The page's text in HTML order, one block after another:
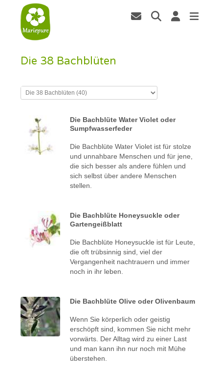
Die 38 Bachblüten
Die Bachblüte Water Violet oder
Sumpfwasserfeder
Die Bachblüte Water Violet ist für stolze
und unnahbare Menschen und für jene,
die sich besser als andere fühlen und
sich selbst über andere Menschen
stellen.
Die Bachblüte Honeysuckle oder
Gartengeißblatt
Die Bachblüte Honeysuckle ist für Leute,
die oft trübsinnig sind, viel der
Vergangenheit nachtrauern und immer
noch in ihr leben.
Die Bachblüte Olive oder Olivenbaum
Wenn Sie körperlich oder geistig
erschöpft sind, kommen Sie nicht mehr
vorwärts. Der Alltag wird zu einer Last
und man kann ihn nur noch mit Mühe
überstehen.